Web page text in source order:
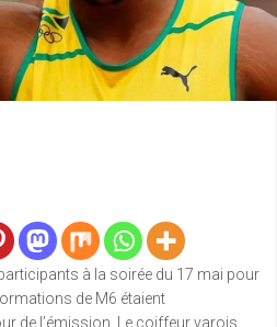
participants à la soirée du 17 mai pour
de M6 étaient
de l’émission. Le coiffeur varois